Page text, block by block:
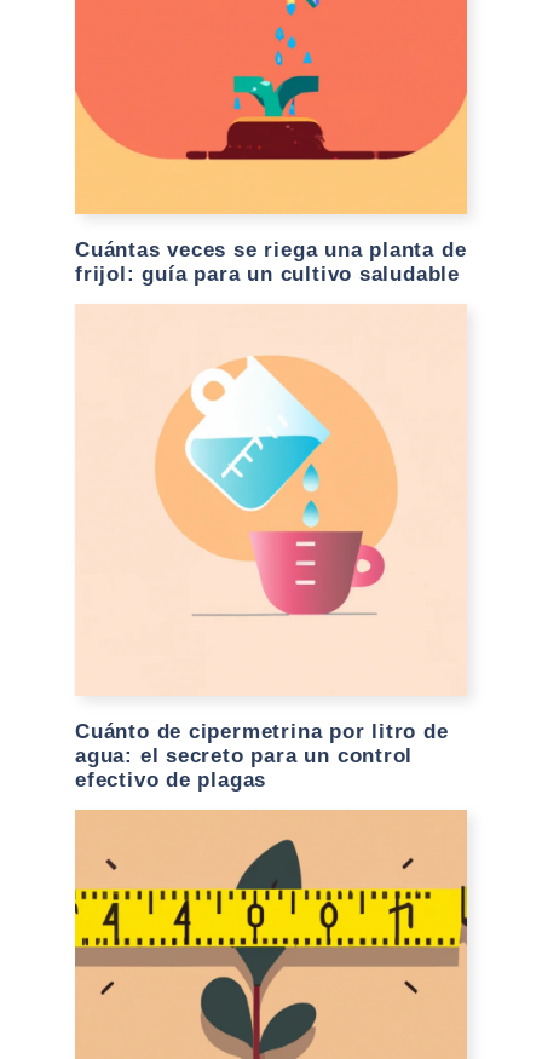
Cuántas veces se riega una planta de
frijol: guía para un cultivo saludable
Cuánto de cipermetrina por litro de
agua: el secreto para un control
efectivo de plagas